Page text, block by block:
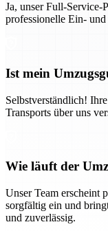
Ja, unser Full-Service-
professionelle Ein-
Ist mein
Selbstverständlich!
Transports über uns
Wie läuft der
Unser Team erscheint
sorgfältig ein und
und zuverlässig.